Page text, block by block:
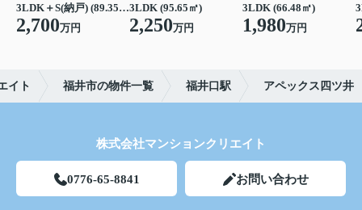
3LDK＋S(納戸) (89.35㎡)
2,700万円
3LDK (95.65㎡)
2,250万円
3LDK (66.48㎡)
1,980万円
イト 福井市の物件一覧 福井口駅 アペックス四ツ井
株式会社マンションクリエイト
0776-65-8841 お問い合わせ